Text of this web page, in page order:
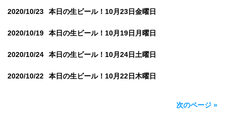
2020/10/23 本日の生ビール！10月23日金曜日
2020/10/19 本日の生ビール！10月19日月曜日
2020/10/24 本日の生ビール！10月24日土曜日
2020/10/22 本日の生ビール！10月22日木曜日
次のページ »